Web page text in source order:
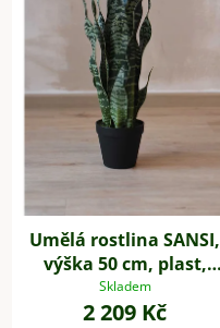
Umělá rostlina SANSI,
výška 50 cm, plast,
zelená
Skladem
2 209 Kč